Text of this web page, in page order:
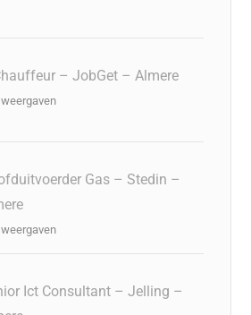
– JobGet – Almere
Gas – Stedin –
Ict Consultant – Jelling –